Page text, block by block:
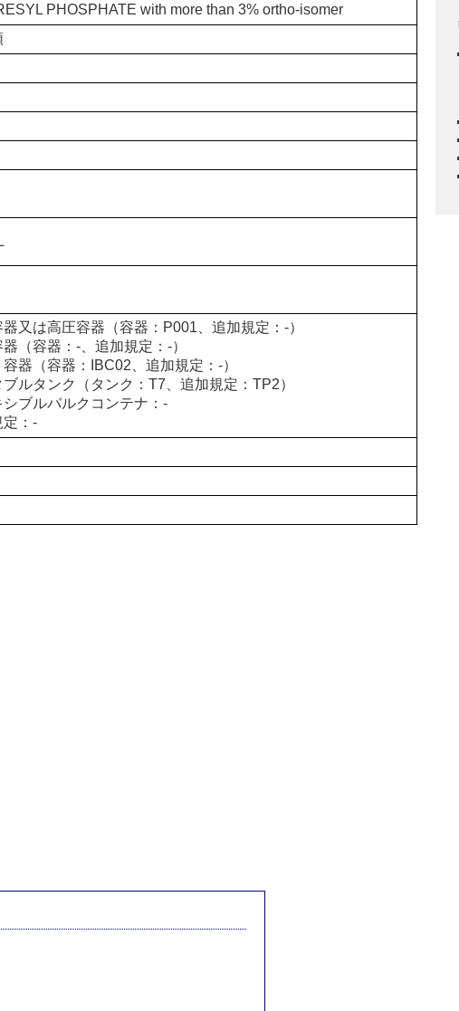
PHOSPHATE with more than 3% ortho-isomer
又は高圧容器（容器：P001、追加規定：-）
（容器：-、追加規定：-）
容器（容器：IBC02、追加規定：-）
ブルタンク（タンク：T7、追加規定：TP2）
シブルバルクコンテナ：-
定：-